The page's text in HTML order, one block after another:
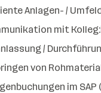
Anlagen- /
mit
/
von
im